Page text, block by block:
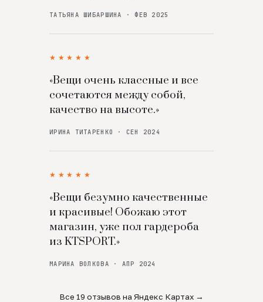
ТАТЬЯНА ШИБАРШИНА · ФЕВ 2025
★★★★★
«Вещи очень классные и все
сочетаются между собой,
качество на высоте.»
ИРИНА ТИТАРЕНКО · СЕН 2024
★★★★★
«Вещи безумно качественные
и красивые! Обожаю этот
магазин, уже пол гардероба
из KTSPORT.»
МАРИНА ВОЛКОВА · АПР 2024
Все 19 отзывов на Яндекс Картах →